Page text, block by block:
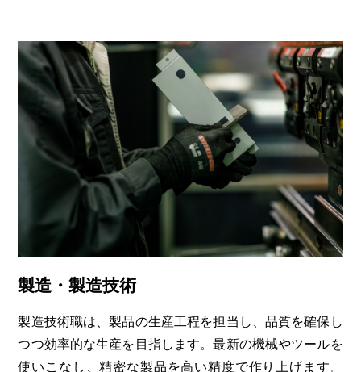
製造・製造技術
製造技術職は、製品の生産工程を担当し、品質を確保し
つつ効率的な生産を目指します。最新の機械やツールを
使いこなし、精密な製品を高い精度で作り上げます。